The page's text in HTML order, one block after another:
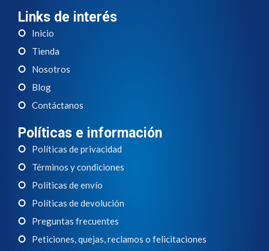
Links de interés
Inicio
Tienda
Nosotros
Blog
Contáctanos
Políticas e información
Políticas de privacidad
Términos y condiciones
Políticas de envío
Políticas de devolución
Preguntas frecuentes
Peticiones, quejas, reclamos o felicitaciones